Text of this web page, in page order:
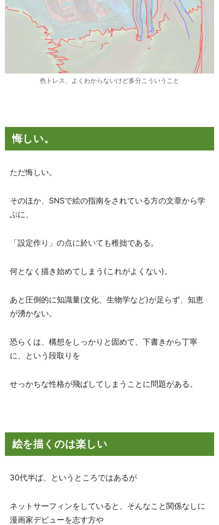
色トレス、よくわからないけど多分こういうこと
悔しい。
ただ悔しい。
そのほか、SNSで絵の指南をされている方の文章から学
ぶに、
「設定作り」の点に於いても稚拙である。
何となく描き始めてしまう(これがよくない)。
あと圧倒的に知識量(文化、生物学など)が足らず、知恵
が湧かない。
恐らくは、構想をしっかりと固めて、下書きから丁寧
に、という段取りを
せっかちな性格が飛ばしてしまうことに問題がある。
絵を描くのは楽しい
30代半ば、というところではあるが
ネットサーフィンをしていると、そんなこと関係なしに
漫画家デビューを志す方や